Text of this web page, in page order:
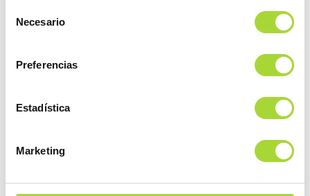
Necesario
Preferencias
Estadística
Marketing